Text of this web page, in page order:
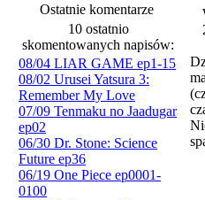
Ostatnie komentarze
10 ostatnio
skomentowanych napisów:
08/04 LIAR GAME ep1-15
08/02 Urusei Yatsura 3:
Remember My Love
07/09 Tenmaku no Jaadugar
ep02
06/30 Dr. Stone: Science
Future ep36
06/19 One Piece ep0001-
0100